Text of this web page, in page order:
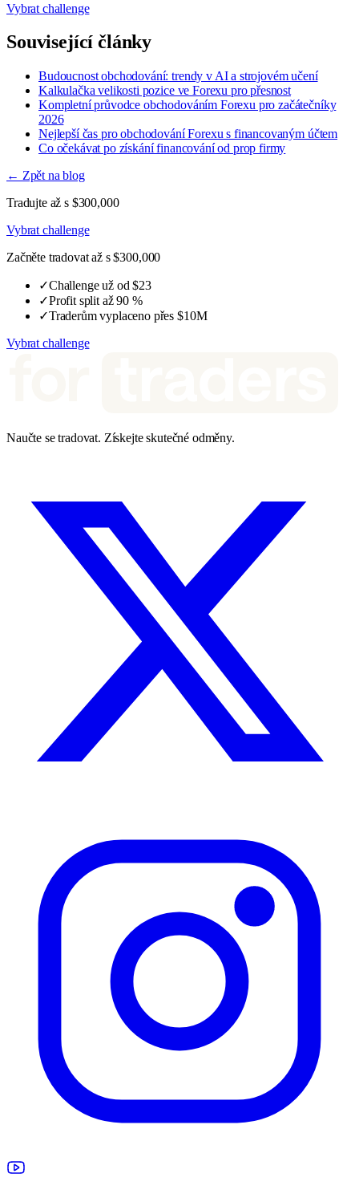
Vybrat challenge
Související články
Budoucnost obchodování: trendy v AI a strojovém učení
Kalkulačka velikosti pozice ve Forexu pro přesnost
Kompletní průvodce obchodováním Forexu pro začátečníky
2026
Nejlepší čas pro obchodování Forexu s financovaným účtem
Co očekávat po získání financování od prop firmy
← Zpět na blog
Tradujte až s $300,000
Vybrat challenge
Začněte tradovat až s $300,000
✓Challenge už od $23
✓Profit split až 90 %
✓Traderům vyplaceno přes $10M
Vybrat challenge
Naučte se tradovat. Získejte skutečné odměny.